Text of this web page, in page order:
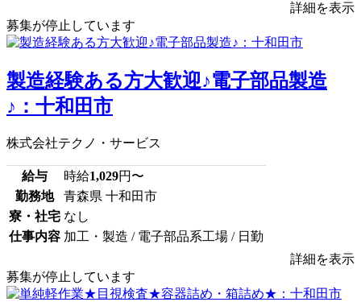
詳細を表示
募集が停止しています
製造経験ある方大歓迎♪電子部品製造
♪：十和田市
株式会社テクノ・サービス
給与 時給1,029円〜
勤務地
青森県 十和田市
寮・社宅 なし
仕事内容 加工・製造 / 電子部品系工場 / 日勤
詳細を表示
募集が停止しています